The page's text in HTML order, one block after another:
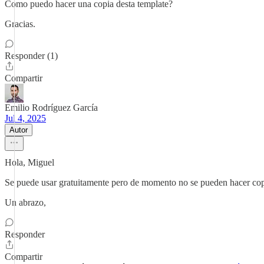
Como puedo hacer una copia desta template?
Gracias.
Responder (1)
Compartir
Emilio Rodríguez García
Jul 4, 2025
Autor
Hola, Miguel
Se puede usar gratuitamente pero de momento no se pueden hacer
Un abrazo,
Responder
Compartir